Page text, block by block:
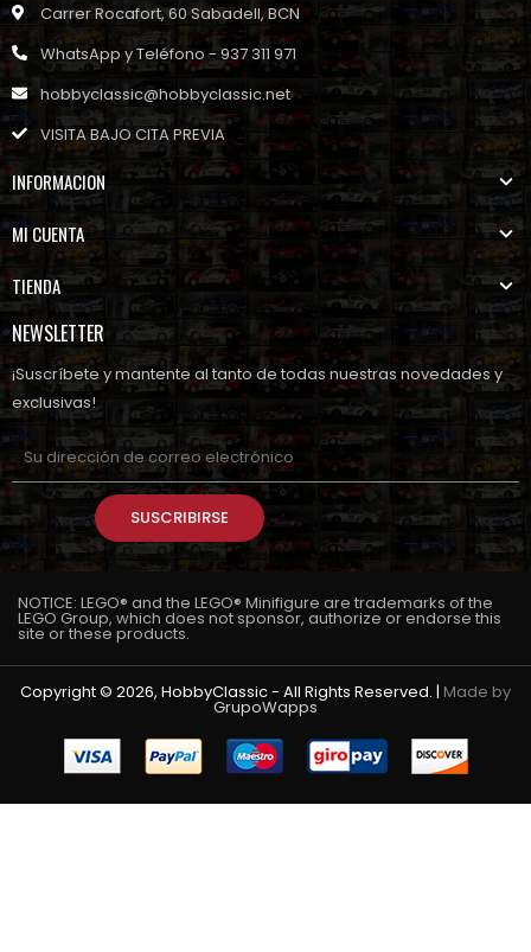
Carrer Rocafort, 60 Sabadell, BCN
WhatsApp y Teléfono - 937 311 971
hobbyclassic@hobbyclassic.net
VISITA BAJO CITA PREVIA
INFORMACION
MI CUENTA
TIENDA
NEWSLETTER
¡Suscríbete y mantente al tanto de todas nuestras novedades y
exclusivas!
SUSCRIBIRSE
NOTICE: LEGO® and the LEGO® Minifigure are trademarks of the
LEGO Group, which does not sponsor, authorize or endorse this
site or these products.
Copyright © 2026, HobbyClassic - All Rights Reserved. | Made by
GrupoWapps